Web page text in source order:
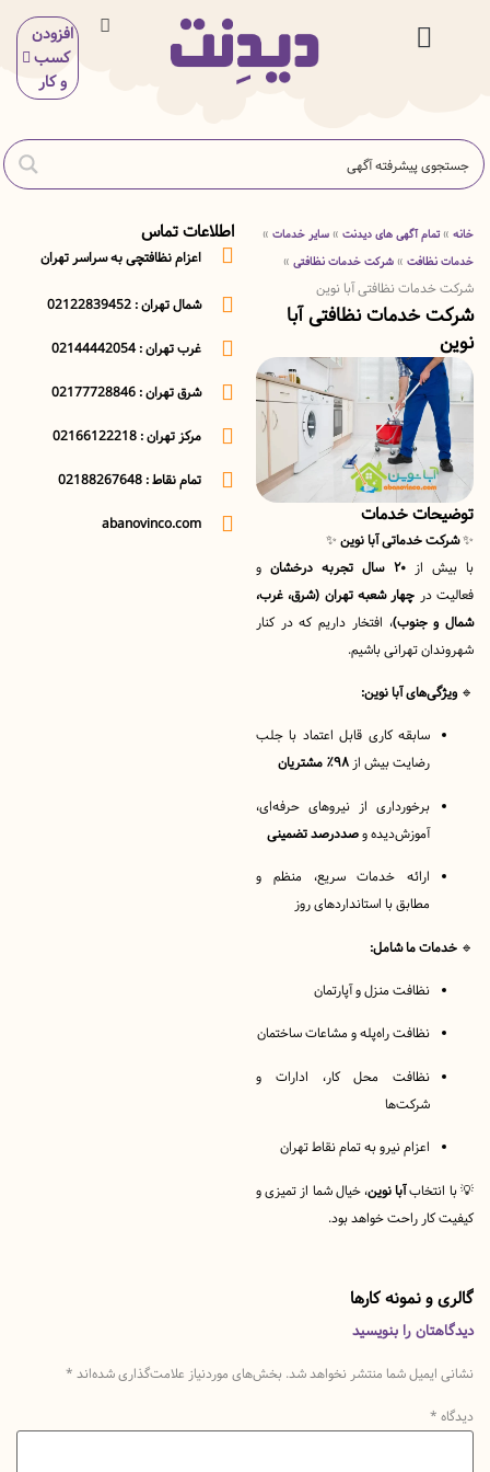
افزودن
آگهی های دیدنت » سایر خدمات »
» شرکت خدمات نظافتی »
نظافتی آبا نوین
خدمات نظافتی آبا
خدمات
خدماتی آبا نوین✨
از ۲۰ سال تجربه درخشان
و
درچهار شعبه تهران (شرق، غرب،
جنوب) ، افتخار داریم که در کنار
تهرانی باشیم.
آبا نوین:
سابقه کاری قابل اعتماد با جلب
رضایت بیش از۹۸٪ مشتریان
برخورداری از نیروهای حرفه‌ای،
آموزش‌دیده وصددرصد تضمینی
ارائه خدمات سریع، منظم و
مطابق با استانداردهای روز
ما شامل:
نظافت منزل و آپارتمان
نظافت راه‌پله و مشاعات ساختمان
نظافت محل کار، ادارات و
اعزام نیرو به تمام نقاط تهران
آبا نوین، خیال شما از تمیزی و
راحت خواهد بود.
اطلاعات تماس
اعزام نظافتچی به سراسر تهران
شمال تهران : 02122839452
غرب تهران : 02144442054
شرق تهران : 02177728846
مرکز تهران : 02166122218
تمام نقاط : 02188267648
abanovinco.com
نمونه کارها
را بنویسید
شما منتشر نخواهد شد.بخش‌های موردنیاز علامت‌گذاری شده‌اند*